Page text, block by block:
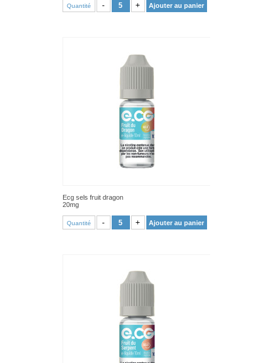
Quantité - + Ajouter au panier
Ecg sels fruit dragon
20mg
Quantité - + Ajouter au panier